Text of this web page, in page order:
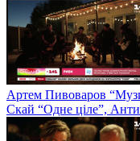
Артем Пивоваров
Скай “Одне ціле”,